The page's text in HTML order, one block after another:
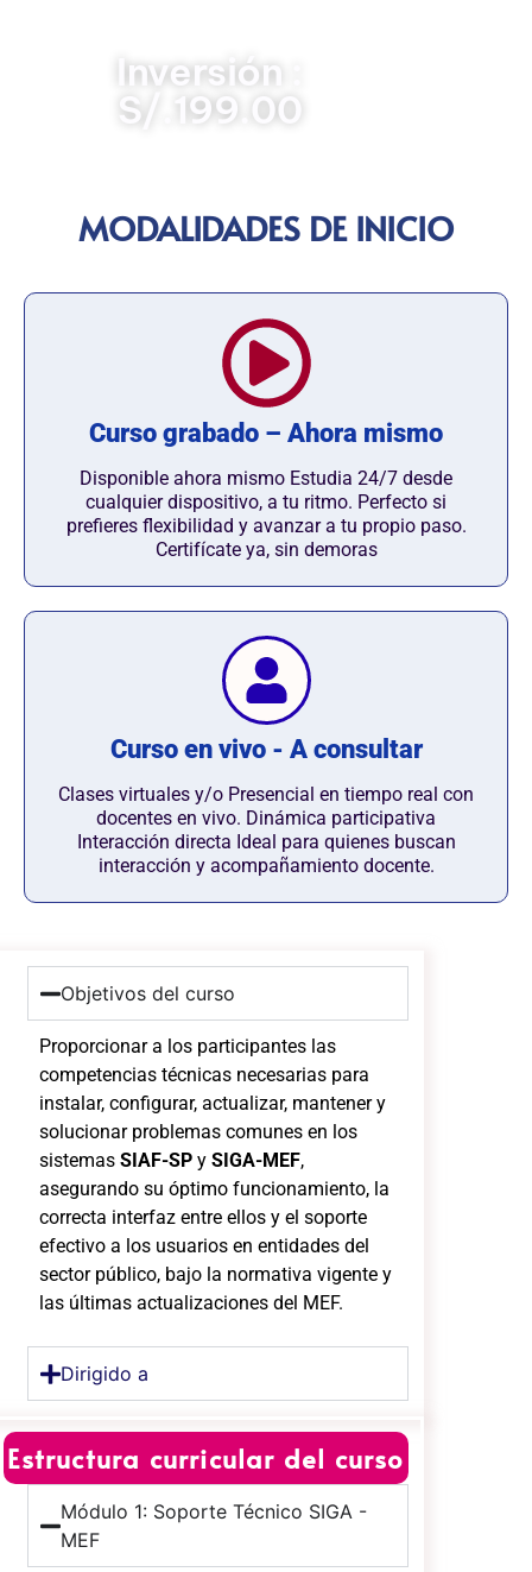
Inversión :
S/.199.00
MODALIDADES DE INICIO
Curso grabado – Ahora mismo
Disponible ahora mismo Estudia 24/7 desde
cualquier dispositivo, a tu ritmo. Perfecto si
prefieres flexibilidad y avanzar a tu propio paso.
Certifícate ya, sin demoras
Curso en vivo - A consultar
Clases virtuales y/o Presencial en tiempo real con
docentes en vivo. Dinámica participativa
Interacción directa Ideal para quienes buscan
interacción y acompañamiento docente.
Objetivos del curso
Proporcionar a los participantes las
competencias técnicas necesarias para
instalar, configurar, actualizar, mantener y
solucionar problemas comunes en los
sistemas SIAF-SP y SIGA-MEF,
asegurando su óptimo funcionamiento, la
correcta interfaz entre ellos y el soporte
efectivo a los usuarios en entidades del
sector público, bajo la normativa vigente y
las últimas actualizaciones del MEF.
Dirigido a
Estructura curricular del curso
Módulo 1: Soporte Técnico SIGA -
MEF